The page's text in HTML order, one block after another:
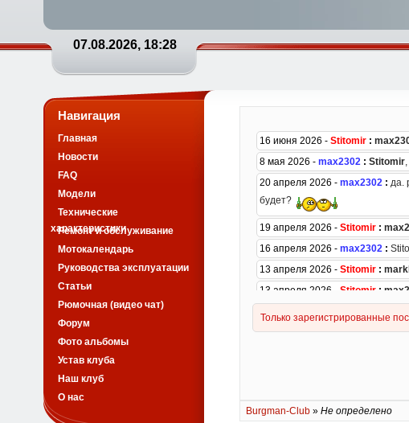
07.08.2026, 18:28
Burgman-Club» Не определено
Навигация
Главная
Новости
FAQ
Модели
Технические
характеристики
Ремонт и обслуживание
Мотокалендарь
Руководства эксплуатации
Статьи
Рюмочная (видео чат)
Форум
Фото альбомы
Устав клуба
Наш клуб
О нас